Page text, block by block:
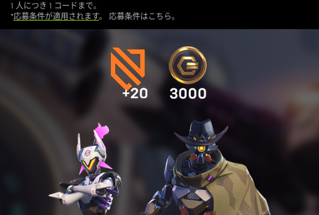
1 人につき 1 コードまで。
*応募条件が適用されます。 応募条件はこちら。